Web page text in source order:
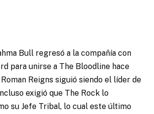
Bull regresó a la compañía con
para unirse a The Bloodline hace
Roman Reigns siguió siendo el líder de
exigió que The Rock lo
su Jefe Tribal, lo cual este último